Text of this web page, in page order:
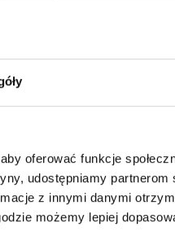
oferować funkcje
udostępniamy partnerom
z innymi danymi
możemy lepiej
okablowania